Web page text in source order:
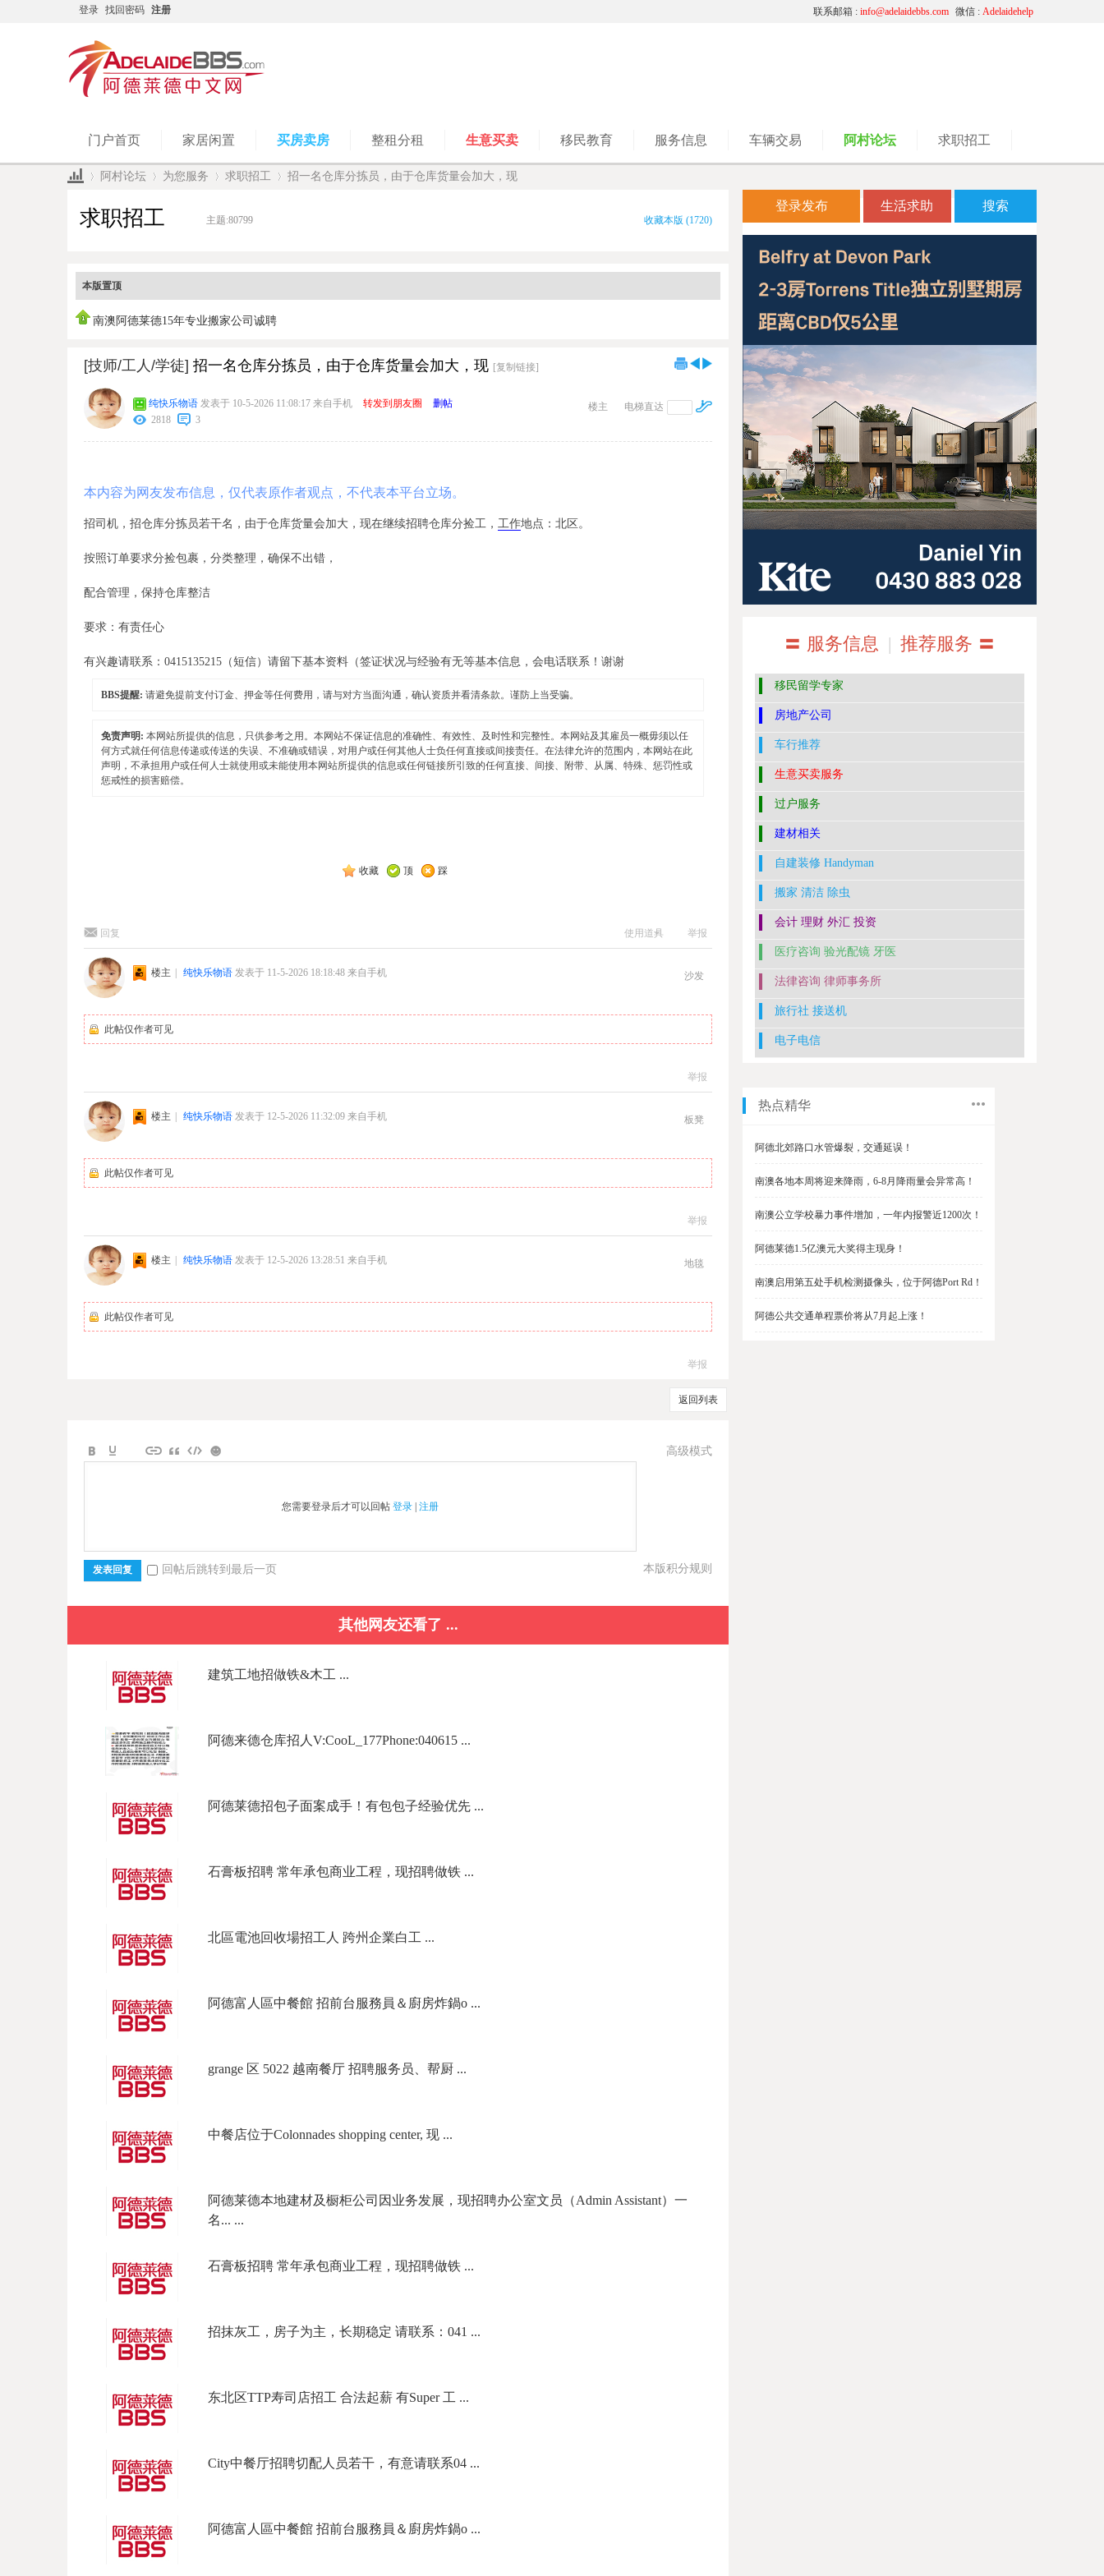
登录 找回密码 注册 微信 : Adelaidehelp
联系邮箱 : info@adelaidebbs.com
门户首页 家居闲置 买房卖房 整租分租 生意买卖 移民教育 服务信息 车辆交易 阿村论坛 求职招工
阿村论坛 为您服务 求职招工 招一名仓库分拣员，由于仓库货量会加大，现
求职招工 主题:80799 收藏本版 (1720)
本版置顶
南澳阿德莱德15年专业搬家公司诚聘
[技师/工人/学徒] 招一名仓库分拣员，由于仓库货量会加大，现 [复制链接]
电梯直达
楼主
纯快乐物语 发表于 10-5-2026 11:08:17 来自手机 转发到朋友圈
删帖
2818
3
本内容为网友发布信息，仅代表原作者观点，不代表本平台立场。
招司机，招仓库分拣员若干名，由于仓库货量会加大，现在继续招聘仓库分捡工， 工作地点：北区。
按照订单要求分捡包裹，分类整理，确保不出错，
配合管理，保持仓库整洁
要求：有责任心
有兴趣请联系：0415135215（短信）请留下基本资料（签证状况与经验有无等基本信息，会电话联系！谢谢
BBS提醒: 请避免提前支付订金、押金等任何费用，请与对方当面沟通，确认资质并看清条款。谨防上当受骗。
免责声明: 本网站所提供的信息，只供参考之用。本网站不保证信息的准确性、有效性、及时性和完整性。本网站及其雇员一概毋须以任
何方式就任何信息传递或传送的失误、不准确或错误，对用户或任何其他人士负任何直接或间接责任。在法律允许的范围内，本网站在此
声明，不承担用户或任何人士就使用或未能使用本网站所提供的信息或任何链接所引致的任何直接、间接、附带、从属、特殊、惩罚性或
惩戒性的损害赔偿。
收藏 顶 踩
回复 使用道具 举报
沙发
楼主 | 纯快乐物语 发表于 11-5-2026 18:18:48 来自手机
此帖仅作者可见
举报
板凳
楼主 | 纯快乐物语 发表于 12-5-2026 11:32:09 来自手机
此帖仅作者可见
举报
地毯
楼主 | 纯快乐物语 发表于 12-5-2026 13:28:51 来自手机
此帖仅作者可见
举报
返回列表
高级模式
您需要登录后才可以回帖 登录 | 注册
本版积分规则
发表回复 回帖后跳转到最后一页
其他网友还看了 ...
建筑工地招做铁&木工 ...
阿德来德仓库招人V:CooL_177Phone:040615 ...
阿德莱德招包子面案成手！有包包子经验优先 ...
石膏板招聘 常年承包商业工程，现招聘做铁 ...
北區電池回收場招工人 跨州企業白工 ...
阿德富人區中餐館 招前台服務員＆廚房炸鍋o ...
grange 区 5022 越南餐厅 招聘服务员、帮厨 ...
中餐店位于Colonnades shopping center, 现 ...
阿德莱德本地建材及橱柜公司因业务发展，现招聘办公室文员（Admin Assistant）一
名... ...
石膏板招聘 常年承包商业工程，现招聘做铁 ...
招抹灰工，房子为主，长期稳定 请联系：041 ...
东北区TTP寿司店招工 合法起薪 有Super 工 ...
City中餐厅招聘切配人员若干，有意请联系04 ...
阿德富人區中餐館 招前台服務員＆廚房炸鍋o ...
登录发布 生活求助 搜索
〓 服务信息 | 推荐服务 〓
移民留学专家
房地产公司
车行推荐
生意买卖服务
过户服务
建材相关
自建装修 Handyman
搬家 清洁 除虫
会计 理财 外汇 投资
医疗咨询 验光配镜 牙医
法律咨询 律师事务所
旅行社 接送机
电子电信
热点精华
阿德北郊路口水管爆裂，交通延误！
南澳各地本周将迎来降雨，6-8月降雨量会异常高！
南澳公立学校暴力事件增加，一年内报警近1200次！
阿德莱德1.5亿澳元大奖得主现身！
南澳启用第五处手机检测摄像头，位于阿德Port Rd！
阿德公共交通单程票价将从7月起上涨！